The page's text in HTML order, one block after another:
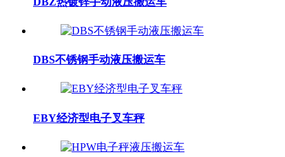
DBS不锈钢手动液压搬运车
EBY经济型电子叉车秤